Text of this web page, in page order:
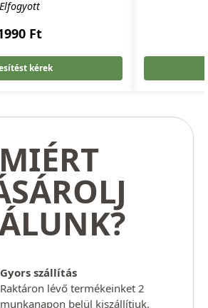
Elfogyott
Ft
kérek
MIÉRT
Gyors szállítás
Raktáron lévő termékeinket 2
munkanapon belül kiszállítjuk.